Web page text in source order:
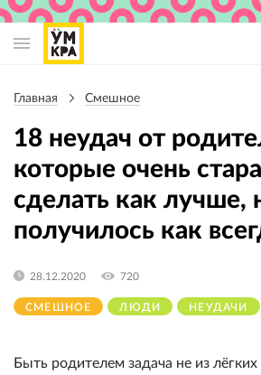
навигации
Главная Смешное
18 неудач от
которые очень
сделать как лучше,
получилось как
СМЕШНОЕ ЛЮДИ НЕУДАЧИ
28.12.2020 720
Быть родителем задача не из лёгких